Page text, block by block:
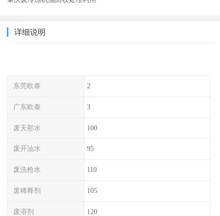
详细说明
东莞欧泰 2
广东欧泰 3
废天那水 100
废开油水 95
废洗枪水 110
废稀释剂 105
废溶剂 120